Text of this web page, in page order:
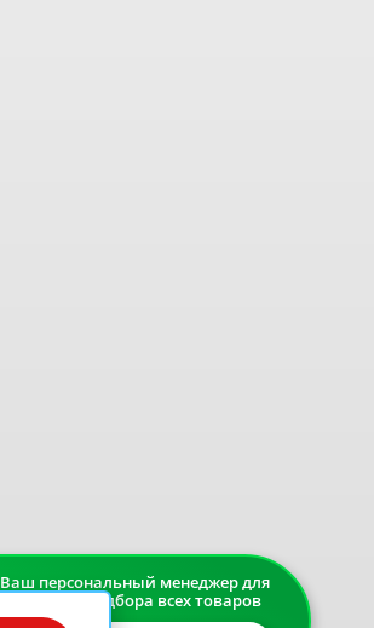
Ваш персональный менеджер для
быстрого подбора всех товаров